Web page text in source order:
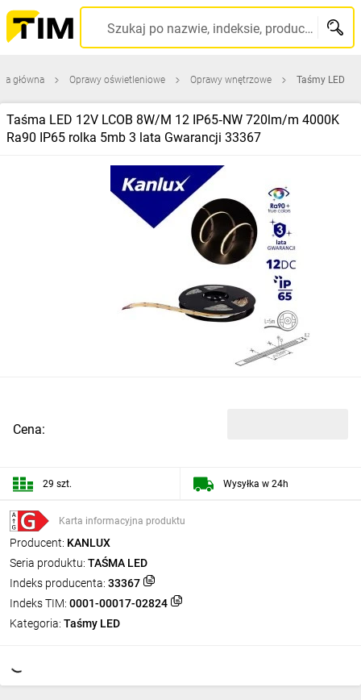
Szukaj po nazwie, indeksie, producencie, kodzie kreskowym...
główna Oprawy oświetleniowe Oprawy wnętrzowe Taśmy LED
Taśma LED 12V LCOB 8W/M 12 IP65‑NW 720lm/m 4000K
Ra90 IP65 rolka 5mb 3 lata Gwarancji 33367
Karta informacyjna produktu
Producent: KANLUX
Seria produktu: TAŚMA LED
Indeks producenta: 33367
Indeks TIM: 0001-00017-02824
Kategoria: Taśmy LED
Cena:
29 szt. Wysyłka w 24h